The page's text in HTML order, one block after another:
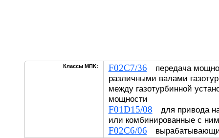
Классы МПК: F02C7/36 передача
различными валами
между газотурбинной
мощности
F01D15/08 для привода
или комбинированные с
F02C6/06